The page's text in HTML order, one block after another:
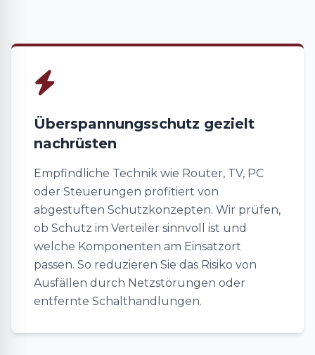
Überspannungsschutz gezielt
nachrüsten
Empfindliche Technik wie Router, TV, PC
oder Steuerungen profitiert von
abgestuften Schutzkonzepten. Wir prüfen,
ob Schutz im Verteiler sinnvoll ist und
welche Komponenten am Einsatzort
passen. So reduzieren Sie das Risiko von
Ausfällen durch Netzstörungen oder
entfernte Schalthandlungen.